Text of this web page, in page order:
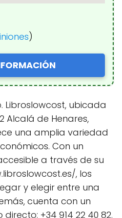
)
Libroslowcost, ubicada
Alcalá de Henares,
una amplia variedad
Con un
a través de su
, los
y elegir entre una
cuenta con un
+34 914 22 40 82.